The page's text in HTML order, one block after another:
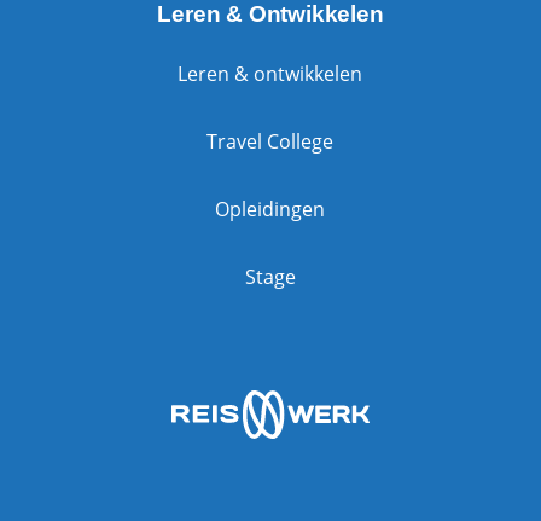
Leren & Ontwikkelen
Leren & ontwikkelen
Travel College
Opleidingen
Stage